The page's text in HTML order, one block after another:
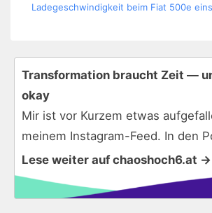
Ladegeschwindigkeit beim Fiat 500e
Transformation braucht Zeit —
okay
Mir ist vor Kurzem etwas
meinem Instagram-Feed. In den
Lese weiter auf chaoshoch6.at →